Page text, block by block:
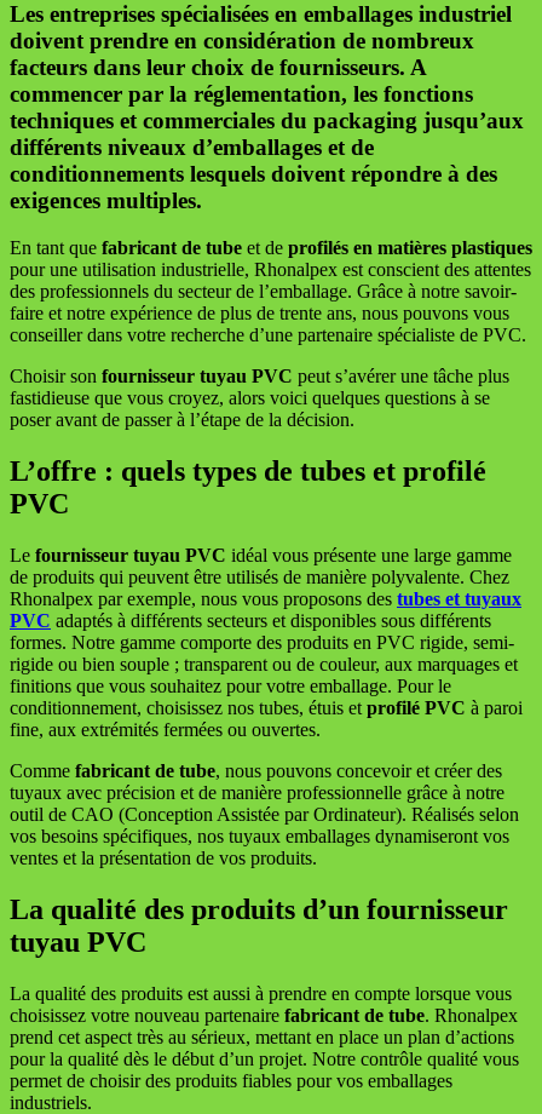
Les entreprises spécialisées en emballages industriel
doivent prendre en considération de nombreux
facteurs dans leur choix de fournisseurs. A
commencer par la réglementation, les fonctions
techniques et commerciales du packaging jusqu’aux
différents niveaux d’emballages et de
conditionnements lesquels doivent répondre à des
exigences multiples.
En tant que fabricant de tube et de profilés en matières plastiques
pour une utilisation industrielle, Rhonalpex est conscient des attentes
des professionnels du secteur de l’emballage. Grâce à notre savoir-
faire et notre expérience de plus de trente ans, nous pouvons vous
conseiller dans votre recherche d’une partenaire spécialiste de PVC.
Choisir son fournisseur tuyau PVC peut s’avérer une tâche plus
fastidieuse que vous croyez, alors voici quelques questions à se
poser avant de passer à l’étape de la décision.
L’offre : quels types de tubes et profilé
PVC
Le fournisseur tuyau PVC idéal vous présente une large gamme
de produits qui peuvent être utilisés de manière polyvalente. Chez
Rhonalpex par exemple, nous vous proposons des tubes et tuyaux
PVC adaptés à différents secteurs et disponibles sous différents
formes. Notre gamme comporte des produits en PVC rigide, semi-
rigide ou bien souple ; transparent ou de couleur, aux marquages et
finitions que vous souhaitez pour votre emballage. Pour le
conditionnement, choisissez nos tubes, étuis et profilé PVC à paroi
fine, aux extrémités fermées ou ouvertes.
Comme fabricant de tube, nous pouvons concevoir et créer des
tuyaux avec précision et de manière professionnelle grâce à notre
outil de CAO (Conception Assistée par Ordinateur). Réalisés selon
vos besoins spécifiques, nos tuyaux emballages dynamiseront vos
ventes et la présentation de vos produits.
La qualité des produits d’un fournisseur
tuyau PVC
La qualité des produits est aussi à prendre en compte lorsque vous
choisissez votre nouveau partenaire fabricant de tube. Rhonalpex
prend cet aspect très au sérieux, mettant en place un plan d’actions
pour la qualité dès le début d’un projet. Notre contrôle qualité vous
permet de choisir des produits fiables pour vos emballages
industriels.